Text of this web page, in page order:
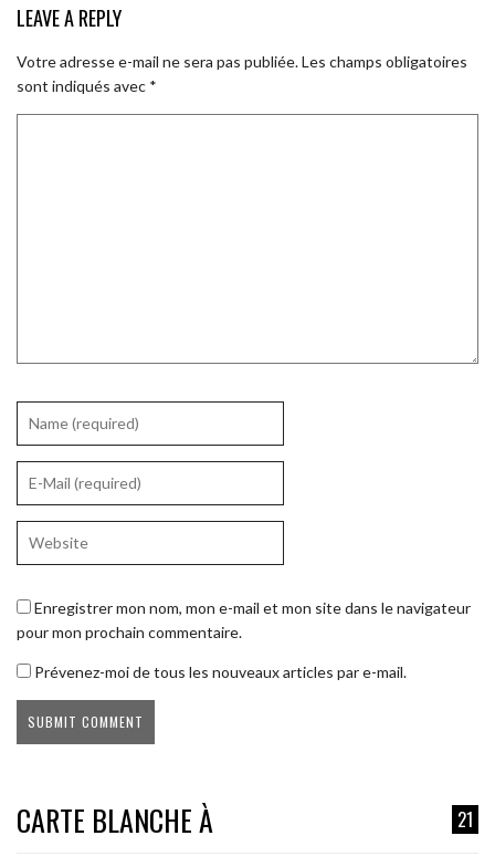
LEAVE A REPLY
Votre adresse e-mail ne sera pas publiée.Les champs obligatoires
sont indiqués avec *
Enregistrer mon nom, mon e-mail et mon site dans le navigateur
pour mon prochain commentaire.
Prévenez-moi de tous les nouveaux articles par e-mail.
CARTE BLANCHE À 21